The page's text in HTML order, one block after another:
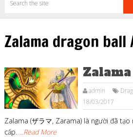
Zalama dragon ball
Zalama
admin
18/03/2017
Zalama (ザラマ, Zarama) là người đã tạo
cấp. ...Read More